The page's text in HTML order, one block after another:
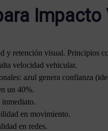
y retención visual. Principios
velocidad vehicular.
azul genera confianza
un 40%.
inmediato.
en movimiento.
en redes.